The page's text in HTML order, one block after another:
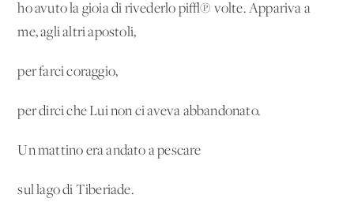
ho avuto la gioia di rivederlo pi√π volte. Appariva a
me, agli altri apostoli,
per farci coraggio,
per dirci che Lui non ci aveva abbandonato.
Un mattino era andato a pescare
sul lago di Tiberiade.